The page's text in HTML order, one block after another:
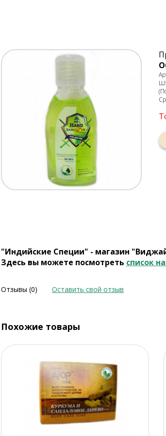
"Индийские Специи" - магазин
Здесь вы можете посмотреть список
Отзывы (0) Оставить свой отзыв
Похожие товары